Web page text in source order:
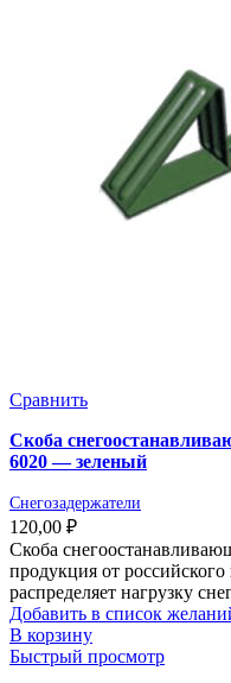
Сравнить
Скоба
6020 — зеленый
Снегозадержатели
120,00 ₽
Скоба
продукция от
распределяет нагрузку
Добавить в список
В корзину
Быстрый просмотр